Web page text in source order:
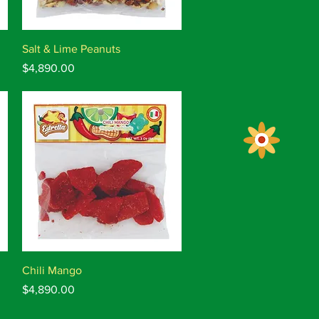
Vista rápida
Salt & Lime Peanuts
Precio
$4,890.00
Vista rápida
Chili Mango
Precio
$4,890.00